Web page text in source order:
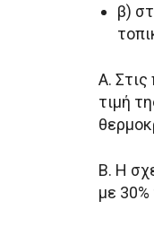
β)
Α.
τιμή
Β. Η
με